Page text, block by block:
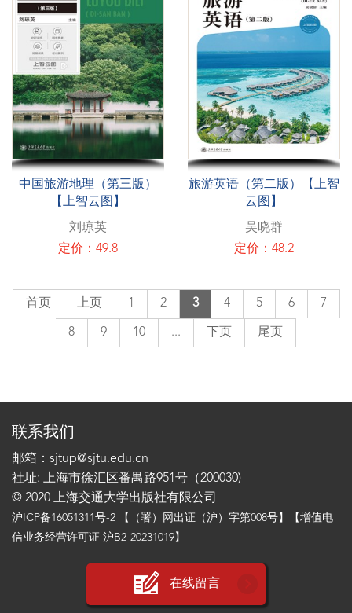
中国旅游地理（第三版）
【上智云图】
刘琼英
定价：49.8
旅游英语（第二版）【上智
云图】
吴晓群
定价：48.2
首页 上页 1 2 3 4 5 6 7
8 9 10 ... 下页 尾页
联系我们
邮箱：sjtup@sjtu.edu.cn
社址: 上海市徐汇区番禺路951号（200030)
© 2020 上海交通大学出版社有限公司
沪ICP备16051311号-2 【（署）网出证（沪）字第008号】【增值电
信业务经营许可证 沪B2-20231019】
在线留言